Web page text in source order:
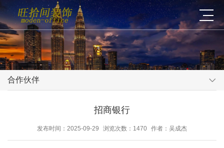
合作伙伴
招商银行
发布时间：2025-09-29 浏览次数：1470 作者：吴成杰